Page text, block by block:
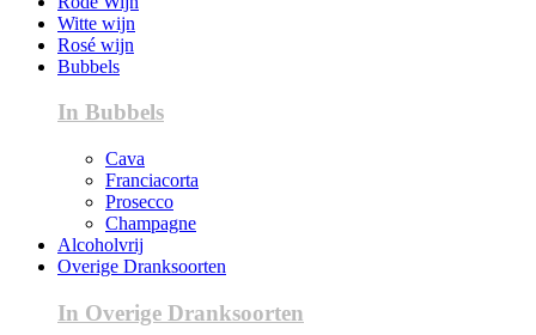
Witte wijn
Rosé wijn
Bubbels
In Bubbels
Cava
Franciacorta
Prosecco
Champagne
Alcoholvrij
Overige Dranksoorten
In Overige Dranksoorten